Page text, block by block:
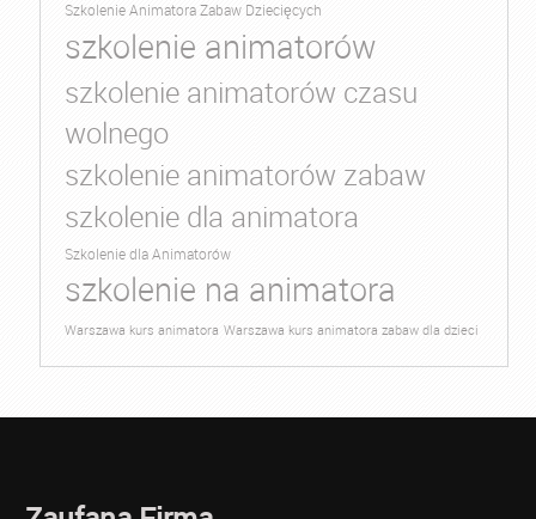
Szkolenie Animatora Zabaw Dziecięcych
szkolenie animatorów
szkolenie animatorów czasu
wolnego
szkolenie animatorów zabaw
szkolenie dla animatora
Szkolenie dla Animatorów
szkolenie na animatora
Warszawa kurs animatora Warszawa kurs animatora zabaw dla dzieci